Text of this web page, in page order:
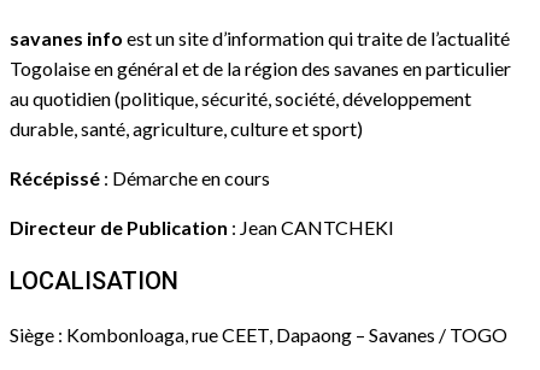
savanes info est un site d’information qui traite de l’actualité
Togolaise en général et de la région des savanes en particulier
au quotidien (politique, sécurité, société, développement
durable, santé, agriculture, culture et sport)
Récépissé : Démarche en cours
Directeur de Publication : Jean CANTCHEKI
LOCALISATION
Siège : Kombonloaga, rue CEET, Dapaong – Savanes / TOGO